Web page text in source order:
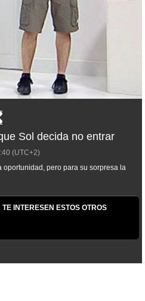
Sol decida no entrar
(UTC+2)
pero para su sorpresa la
INTERESEN ESTOS OTROS